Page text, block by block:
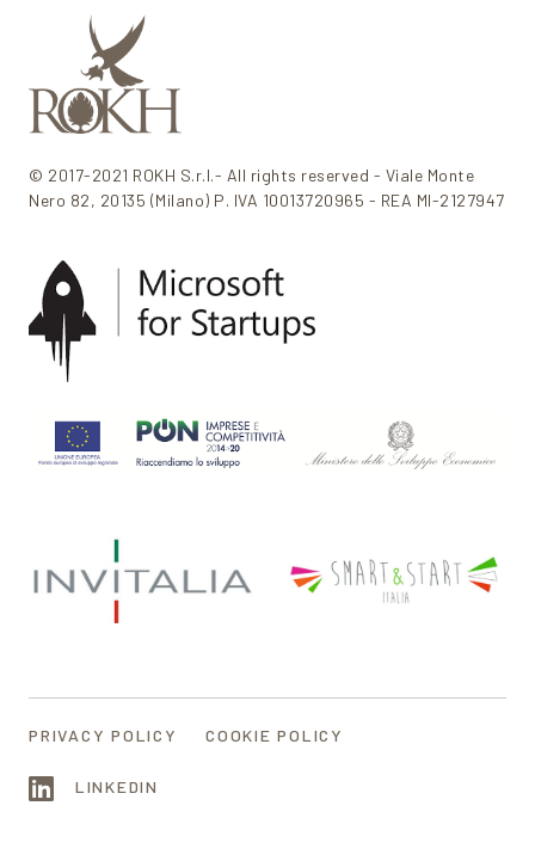
© 2017-2021 ROKH S.r.l.- All rights reserved - Viale Monte
Nero 82, 20135 (Milano) P. IVA 10013720965 - REA MI-2127947
PRIVACY POLICY COOKIE POLICY
LINKEDIN